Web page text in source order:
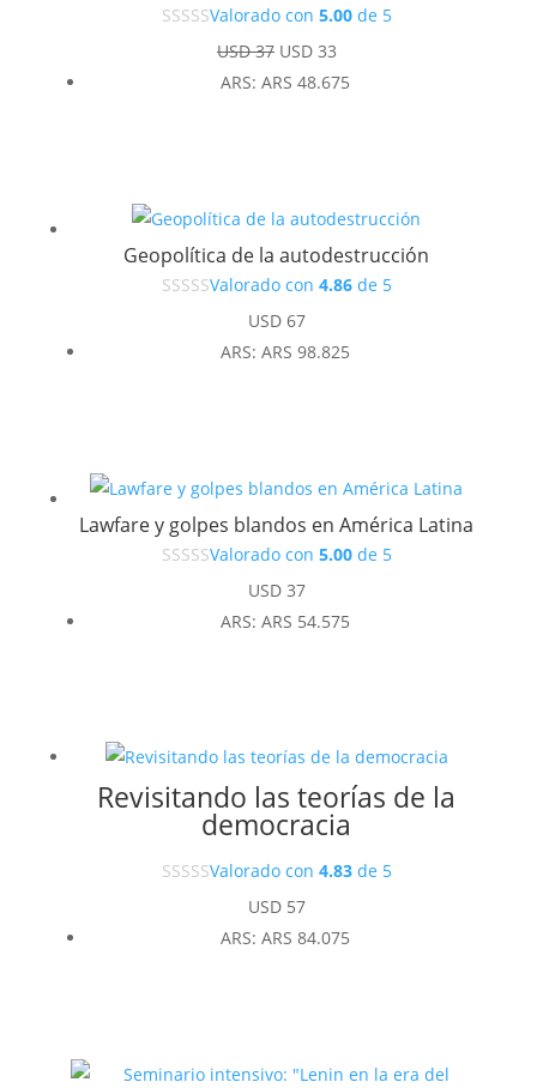
Valorado con 5.00de 5
USD37 El
precio
USD33El
precio
ARS: ARS 48.675
Geopolítica de la autodestrucción
Valorado con 4.86de 5
USD67
ARS: ARS 98.825
Lawfare y golpes blandos en América Latina
Valorado con 5.00de 5
USD37
ARS: ARS 54.575
Revisitando las teorías de la
democracia
Valorado con 4.83de 5
USD57
ARS: ARS 84.075